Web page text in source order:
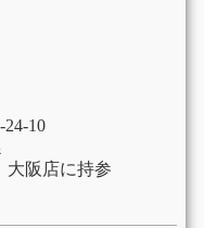
10
大阪店に持参